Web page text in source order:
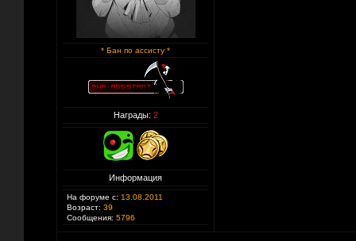
* Бан по ассисту *
Награды: 2
Информация
На форуме с: 13.08.2011
Возраст: 39
Сообщения: 5796